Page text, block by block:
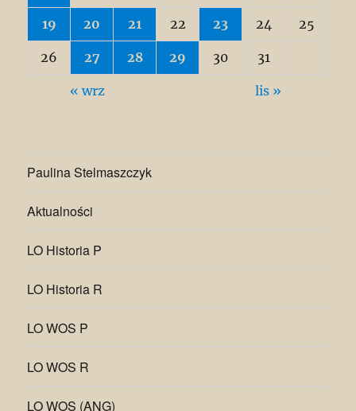
19 20 21 22 23 24 25
26 27 28 29 30 31
« wrz lis »
Paulina Stelmaszczyk
Aktualności
LO Historia P
LO Historia R
LO WOS P
LO WOS R
LO WOS (ANG)